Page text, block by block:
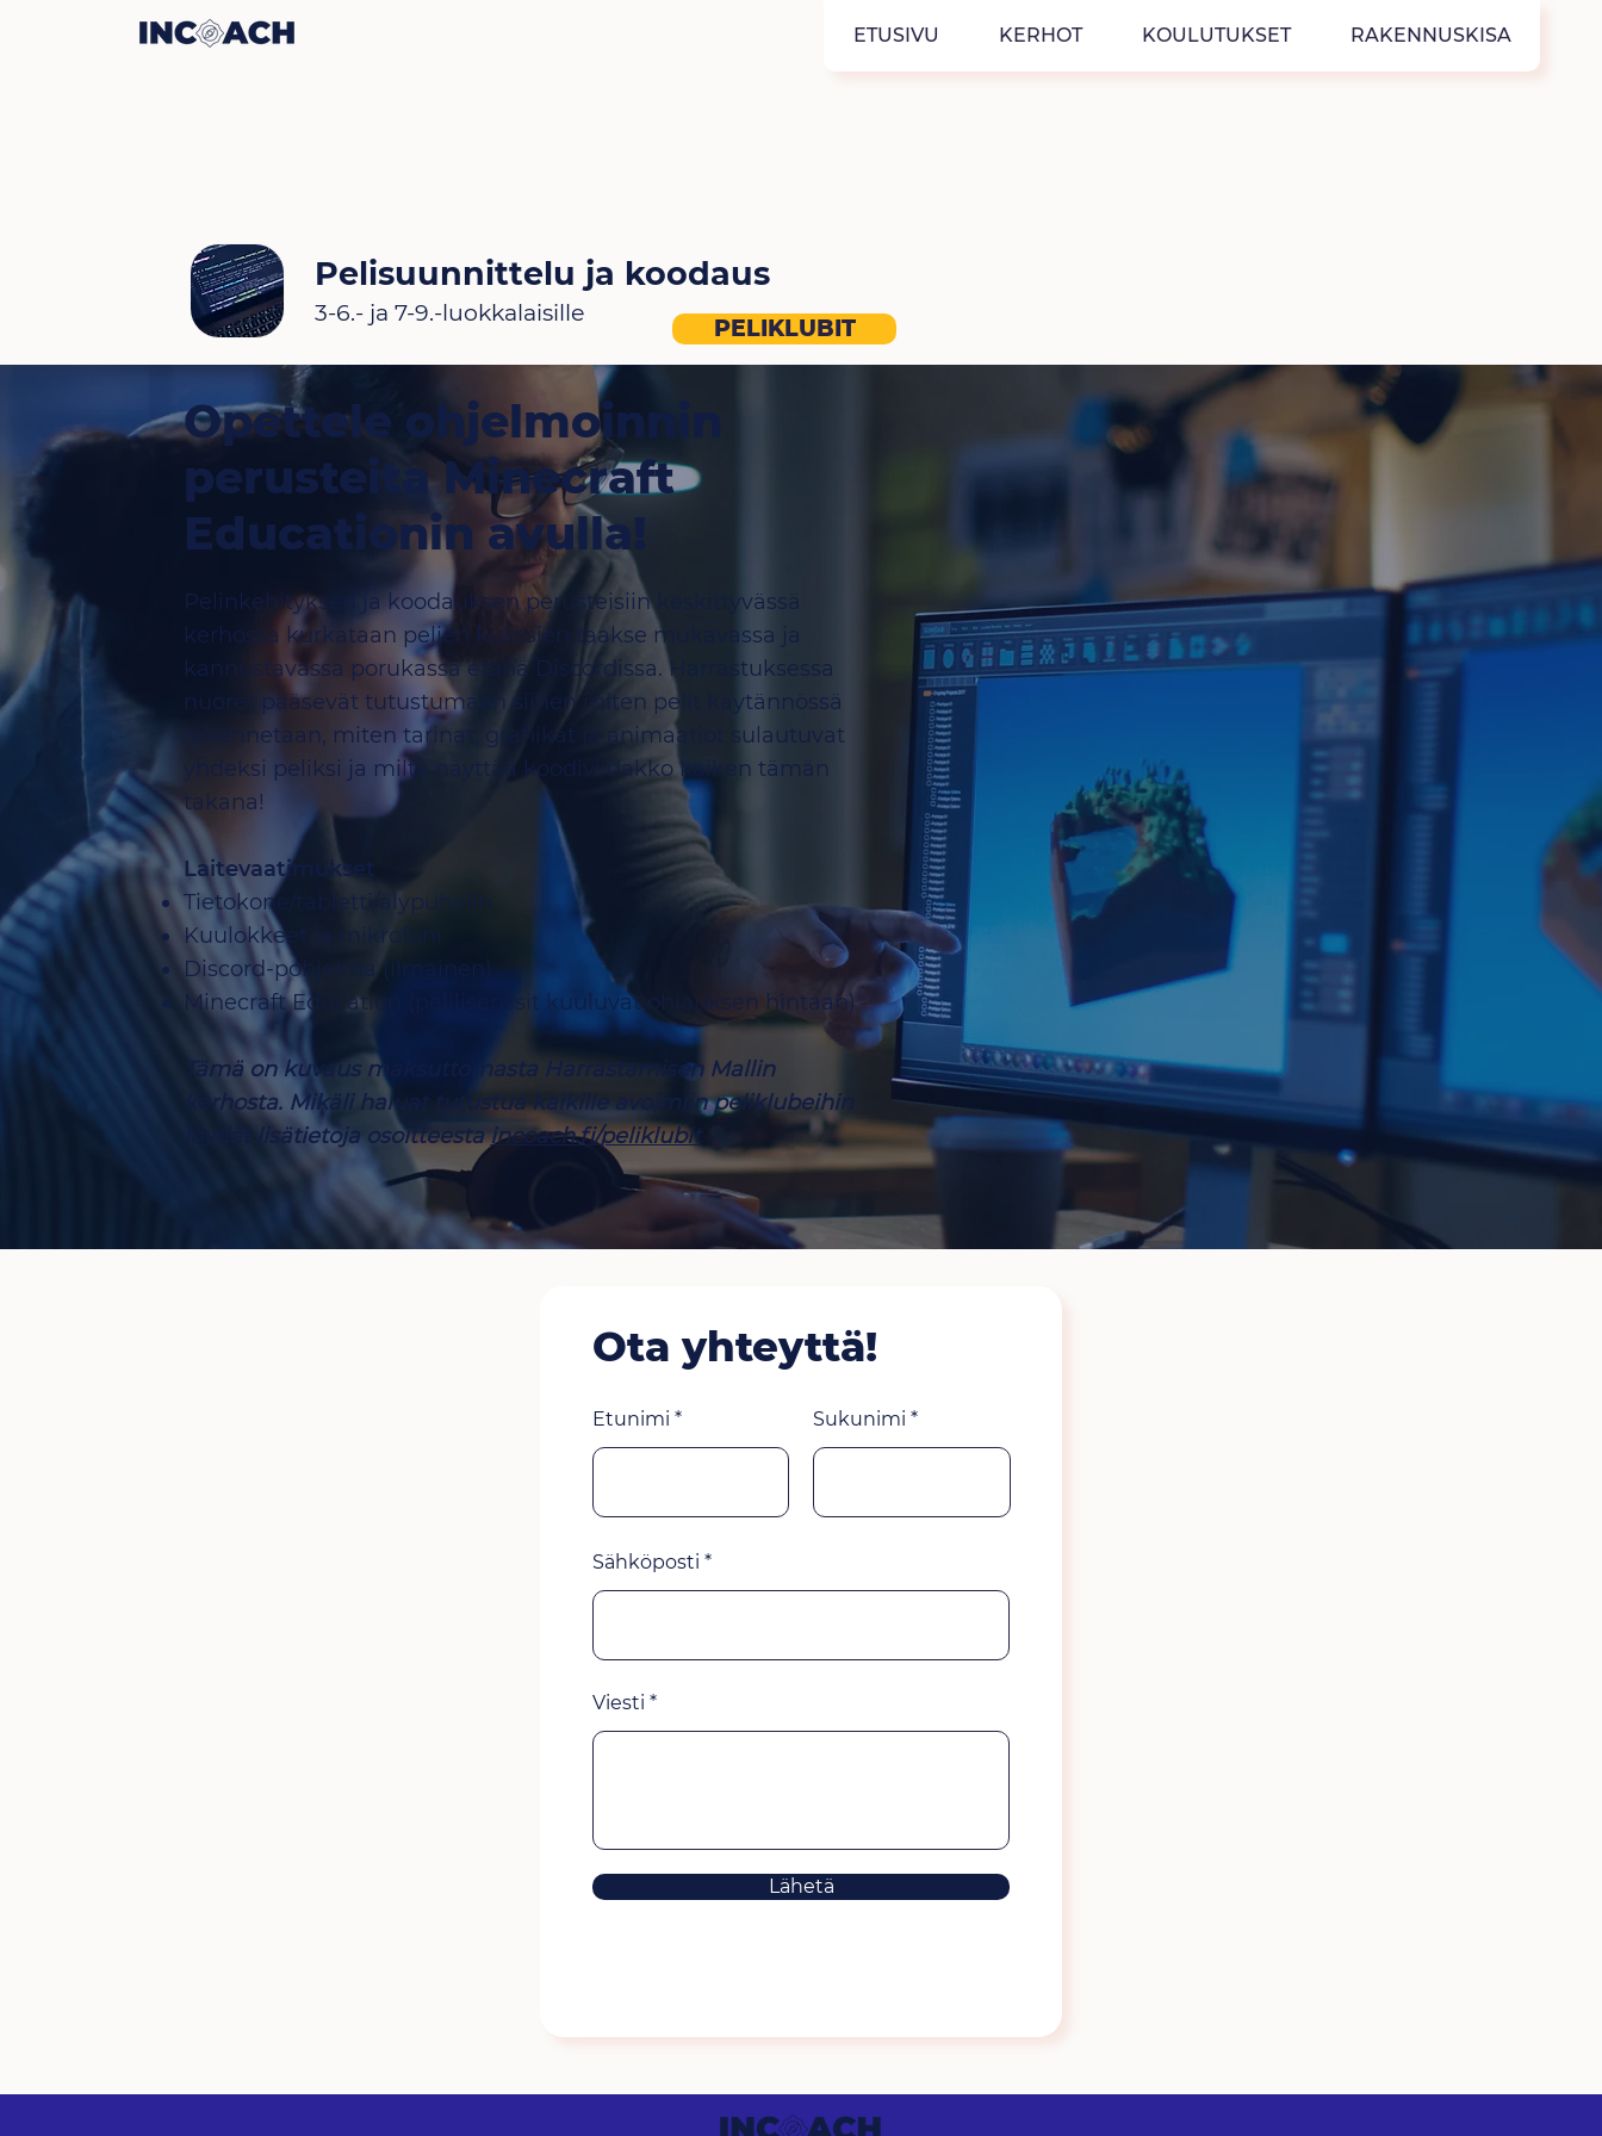
ETUSIVU KERHOT KOULUTUKSET RAKENNUSKISA
Pelisuunnittelu ja koodaus
3-6.- ja 7-9.-luokkalaisille
PELIKLUBIT
Opettele ohjelmoinnin
perusteita Minecraft
Educationin avulla!
Pelinkehityksen ja koodauksen perusteisiin keskittyvässä
kerhossa kurkataan pelien kulissien taakse mukavassa ja
kannustavassa porukassa etänä Discordissa. Harrastuksessa
nuoret pääsevät tutustumaan siihen miten pelit käytännössä
rakennetaan, miten tarinat, grafiikat ja animaatiot sulautuvat
yhdeksi peliksi ja miltä näyttää koodiviidakko kaiken tämän
takana!
Laitevaatimukset
Tietokone/tabletti/älypuhelin
Kuulokkeet ja mikrofoni
Discord-pohjelma (ilmainen)
Minecraft Education (pelilisenssit kuuluvat ohjauksen hintaan)
Tämä on kuvaus maksuttomasta Harrastamisen Mallin
kerhosta. Mikäli haluat tutustua kaikille avoimiin peliklubeihin
löydät lisätietoja osoitteestaincoach.fi/peliklubit
Ota yhteyttä!
Etunimi Sukunimi
Sähköposti
Viesti
Lähetä